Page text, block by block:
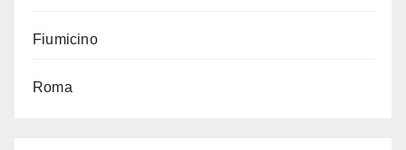
Fiumicino
Roma